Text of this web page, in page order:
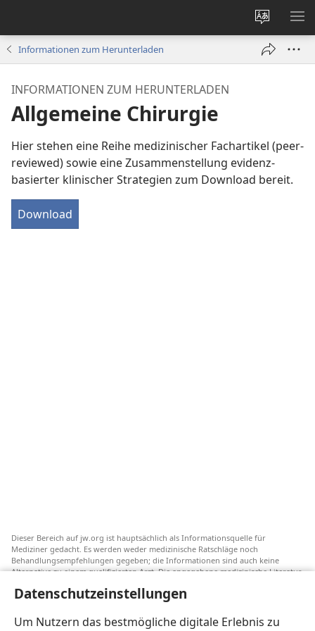
Datenschutzeinstellungen
Um Nutzern das bestmögliche digitale Erlebnis zu
ändern
Informationen zum Herunterladen
INFORMATIONEN ZUM HERUNTERLADEN
Allgemeine Chirurgie
Hier stehen eine Reihe medizinischer Fachartikel (peer-
reviewed) sowie eine Zusammenstellung evidenz-
basierter klinischer Strategien zum Download bereit.
Download
Dieser Bereich auf jw.org ist hauptsächlich als Informationsquelle für
Mediziner gedacht. Es werden weder medizinische Ratschläge noch
Behandlungsempfehlungen gegeben; die Informationen sind auch keine
Alternative zu einem qualifizierten Arzt. Die angegebene medizinische Literatur
Transfusionsalternativen hin, die in Erwägung gezogen werden können. Jeder
Mediziner steht selbst in der Pflicht, seinen Informationsstand aktuell zu
halten, verschiedene Behandlungsmethoden abzuwägen und Patienten dabei
zu helfen, eine Behandlung entsprechend ihrer Gesundheit und gemäß ihren